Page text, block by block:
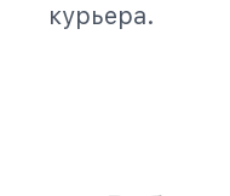
курьера.